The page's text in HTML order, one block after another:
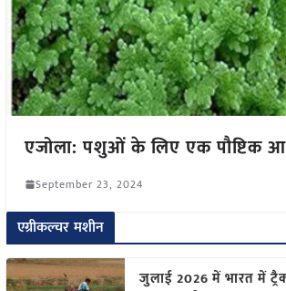
एजोला: पशुओं के लिए एक पौष्टिक
September 23, 2024
एग्रीकल्चर मशीन
जुलाई 2026 में भारत में